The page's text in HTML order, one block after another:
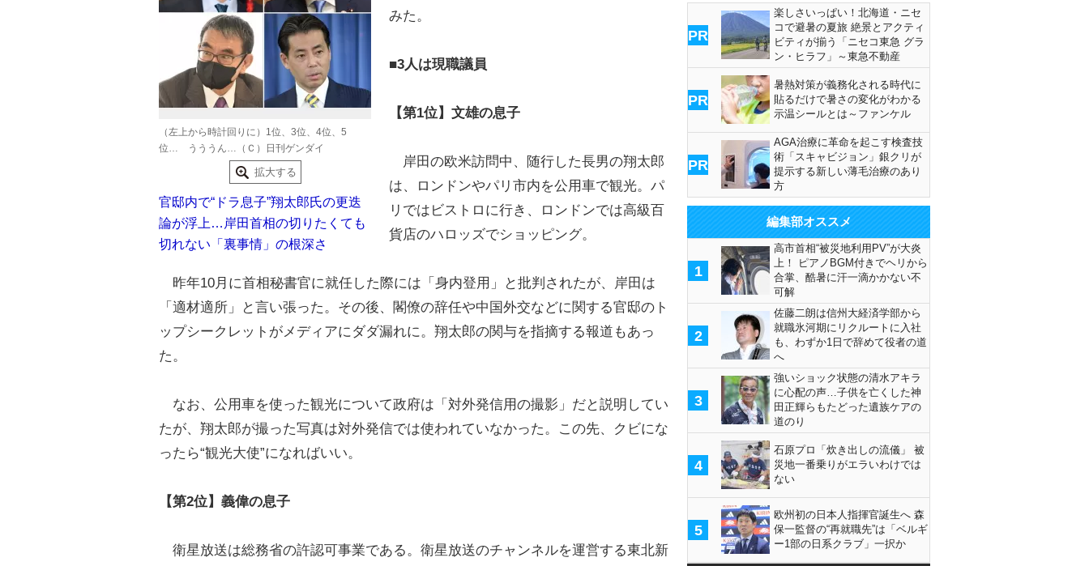
（左上から時計回りに）1位、3位、4位、5
位… うううん…（Ｃ）日刊ゲンダイ
拡大する
官邸内で“ドラ息子”翔太郎氏の更迭
論が浮上…岸田首相の切りたくても
切れない「裏事情」の根深さ
みた。
■3人は現職議員
【第1位】文雄の息子
岸田の欧米訪問中、随行した長男の翔太郎
は、ロンドンやパリ市内を公用車で観光。パ
リではビストロに行き、ロンドンでは高級百
貨店のハロッズでショッピング。
昨年10月に首相秘書官に就任した際には「身内登用」と批判されたが、岸田は
「適材適所」と言い張った。その後、閣僚の辞任や中国外交などに関する官邸のト
ップシークレットがメディアにダダ漏れに。翔太郎の関与を指摘する報道もあっ
た。
なお、公用車を使った観光について政府は「対外発信用の撮影」だと説明してい
たが、翔太郎が撮った写真は対外発信では使われていなかった。この先、クビにな
ったら“観光大使”になればいい。
【第2位】義偉の息子
衛星放送は総務省の許認可事業である。衛星放送のチャンネルを運営する東北新
PR
楽しさいっぱい！北海道・ニセ
コで避暑の夏旅 絶景とアクティ
ビティが揃う「ニセコ東急 グラ
ン・ヒラフ」～東急不動産
PR
暑熱対策が義務化される時代に
貼るだけで暑さの変化がわかる
示温シールとは～ファンケル
PR
AGA治療に革命を起こす検査技
術「スキャビジョン」銀クリが
提示する新しい薄毛治療のあり
方
編集部オススメ
1
高市首相“被災地利用PV”が大炎
上！ ピアノBGM付きでヘリから
合掌、酷暑に汗一滴かかない不
可解
2
佐藤二朗は信州大経済学部から
就職氷河期にリクルートに入社
も、わずか1日で辞めて役者の道
へ
3
強いショック状態の清水アキラ
に心配の声…子供を亡くした神
田正輝らもたどった遺族ケアの
道のり
4
石原プロ「炊き出しの流儀」 被
災地一番乗りがエラいわけでは
ない
5
欧州初の日本人指揮官誕生へ 森
保一監督の“再就職先”は「ベルギ
ー1部の日系クラブ」一択か